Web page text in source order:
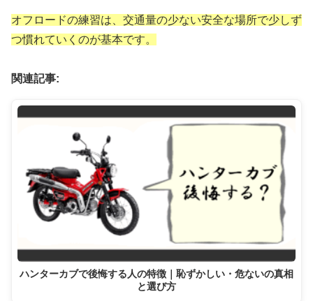
オフロードの練習は、交通量の少ない安全な場所で少しず
つ慣れていくのが基本です。
関連記事:
ハンターカブで後悔する人の特徴｜恥ずかしい・危ないの真相
と選び方